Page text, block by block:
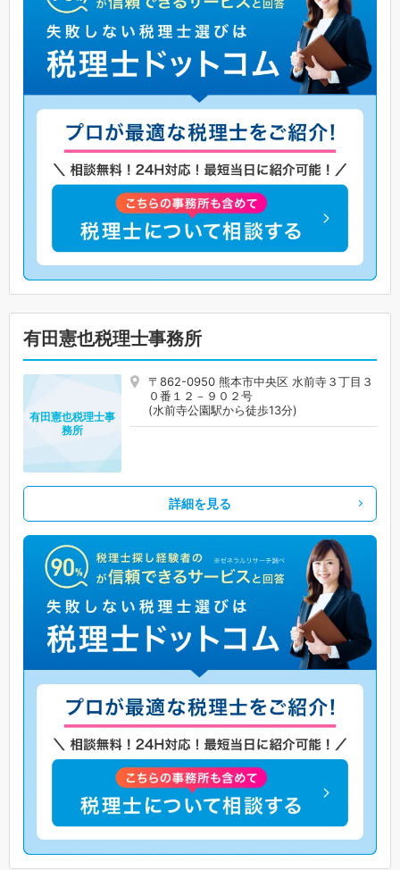
有田憲也税理士事務所
〒862-0950 熊本市中央区 水前寺３丁目３
０番１２－９０２号
(水前寺公園駅から徒歩13分)
有田憲也税理士事
務所
詳細を見る